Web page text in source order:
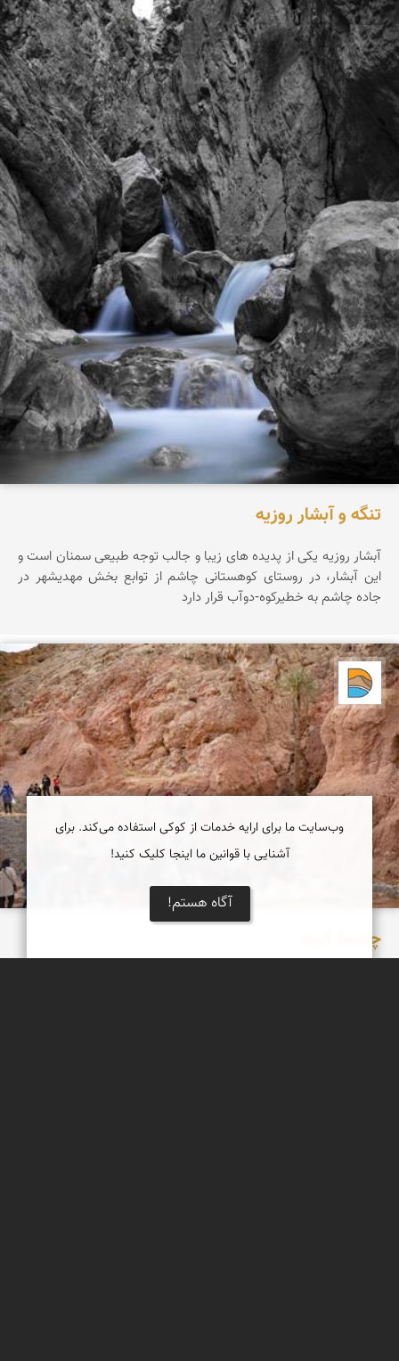
تنگه و آبشار روزیه
آبشار روزيه يکی از پديده های زيبا و جالب توجه طبيعی سمنان است و
اين آبشار، در روستای کوهستانی چاشم از توابع بخش مهديشهر در
جاده چاشم به خطیرکوه-دوآب قرار دارد
دریاچه کویر
چشمۀ گرمه
وب‌سایت ما برای ارایه خدمات از کوکی استفاده می‌کند. برای
آشنایی با قوانین ما اینجا کلیک کنید!
آگاه هستم!